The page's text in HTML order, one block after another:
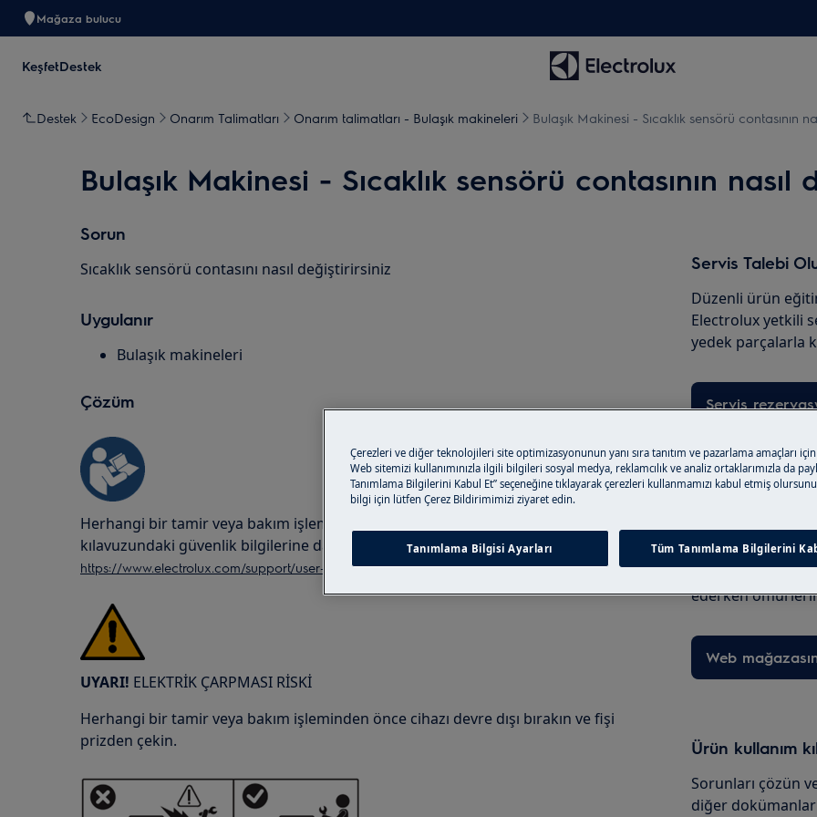
Mağaza bulucu
KeşfetDestek
Destek EcoDesign Onarım Talimatları Onarım talimatları - Bulaşık makineleri Bulaşık Makinesi - Sıcaklık sensörü contasının
Bulaşık Makinesi - Sıcaklık sensörü contasının
Sorun
Sıcaklık sensörü contasını nasıl değiştirirsiniz
Uygulanır
Bulaşık makineleri
Çözüm
Herhangi bir tamir veya bakım işleminden önce ürününüzün kullanım
kılavuzundaki güvenlik bilgilerine daima başvurun.
https://www.electrolux.com/support/user-manuals/
UYARI! ELEKTRİK ÇARPMASI RİSKİ
Herhangi bir tamir veya bakım işleminden önce cihazı devre dışı bırakın ve fişi
prizden çekin.
Servis Talebi
Düzenli ürün
Electrolux yetkili
yedek parçalarla
Servis
Bakım Ürünleri
Ürününüz için
ürünlerini online
verin;
ederken
Web
Ürün kullanım
Sorunları çözün
diğer
Çerezleri ve diğer teknolojileri site optimizasyonunun yanı sıra tanıtım ve pazarlama amaçları
Web sitemizi kullanımınızla ilgili bilgileri sosyal medya, reklamcılık ve analiz ortaklarımızla da
Tanımlama Bilgilerini Kabul Et” seçeneğine tıklayarak çerezleri kullanmamızı kabul etmiş
bilgi için lütfen Çerez Bildirimimizi ziyaret edin.
Tanımlama Bilgisi Ayarları Tüm Tanımlama Bilgilerini